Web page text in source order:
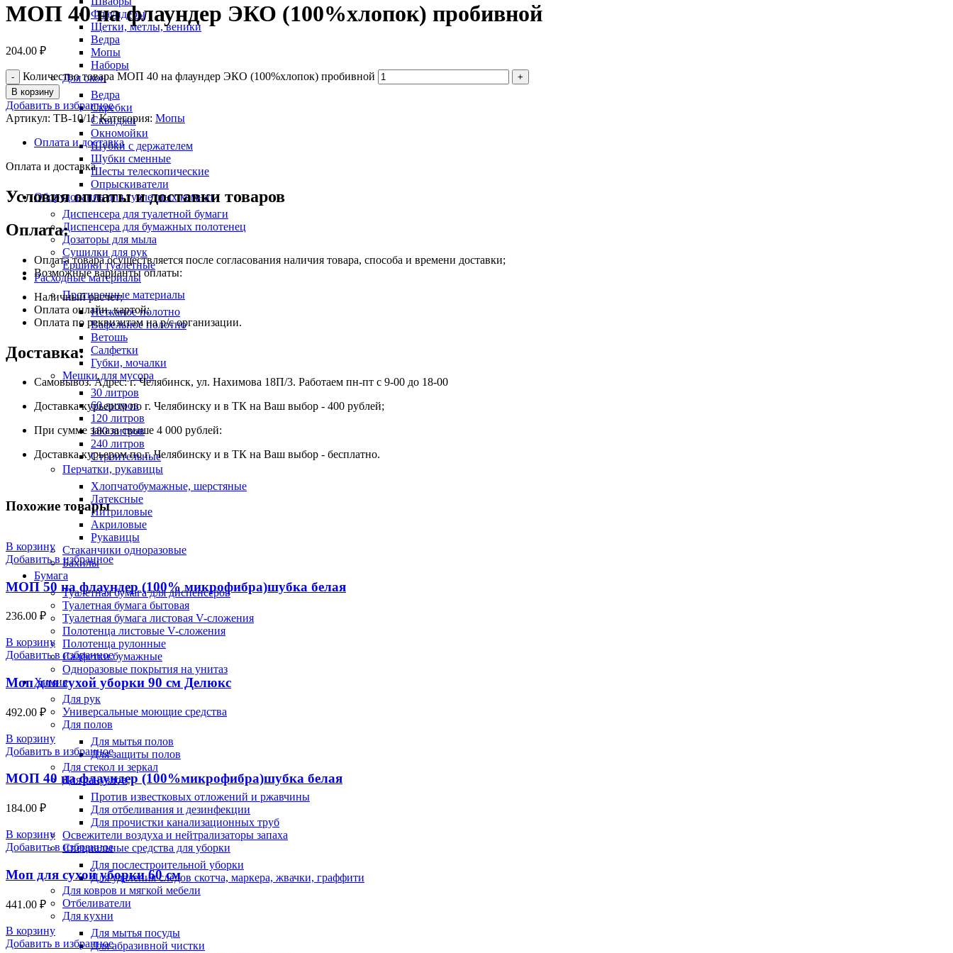
Флаундеры
Щетки, метлы, веники
Ведра
Мопы
Наборы
Для окон
Ведра
Скребки
Сквиджи
Окномойки
Шубки с держателем
Шубки сменные
Шесты телескопические
Опрыскиватели
Оборудование для туалетных комнат
Диспенсера для туалетной бумаги
Диспенсера для бумажных полотенец
Дозаторы для мыла
Сушилки для рук
Ершики туалетные
Расходные материалы
Протирочные материалы
Нетканое полотно
Вафельное полотно
Ветошь
Салфетки
Губки, мочалки
Мешки для мусора
30 литров
60 литров
120 литров
180 литров
240 литров
Строительные
Перчатки, рукавицы
Хлопчатобумажные, шерстяные
Латексные
Нитриловые
Акриловые
Рукавицы
Стаканчики одноразовые
Бахилы
Бумага
Туалетная бумага для диспенсеров
Туалетная бумага бытовая
Туалетная бумага листовая V-сложения
Полотенца листовые V-сложения
Полотенца рулонные
Салфетки бумажные
Одноразовые покрытия на унитаз
Химия
Для рук
Универсальные моющие средства
Для полов
Для мытья полов
Для защиты полов
Для стекол и зеркал
Для санузлов
Против известковых отложений и ржавчины
Для отбеливания и дезинфекции
Для прочистки канализационных труб
Освежители воздуха и нейтрализаторы запаха
Специальные средства для уборки
Для послестроительной уборки
Для удаления следов скотча, маркера, жвачки, граффити
Для ковров и мягкой мебели
Отбеливатели
Для кухни
Для мытья посуды
Для абразивной чистки
МОП 40 на флаундер ЭКО (100%хлопок) пробивной
204.00 ₽
Количество товара МОП 40 на флаундер ЭКО (100%хлопок) пробивной
В корзину
Добавить в избранное
Артикул: ТВ-10/11Категория: Мопы
Оплата и доставка
Оплата и доставка
Условия оплаты и доставки товаров
Оплата:
Оплата товара осуществляется после согласования наличия товара, способа и времени доставки;
Возможные варианты оплаты:
Наличный расчет;
Оплата онлайн, картой;
Оплата по реквизитам на р/с организации.
Доставка:
Самовывоз. Адрес: г. Челябинск, ул. Нахимова 18П/3. Работаем пн-пт с 9-00 до 18-00
Доставка курьером по г. Челябинску и в ТК на Ваш выбор - 400 рублей;
При сумме заказа свыше 4 000 рублей:
Доставка курьером по г. Челябинску и в ТК на Ваш выбор - бесплатно.
Похожие товары
В корзину
Добавить в избранное
МОП 50 на флаундер (100% микрофибра)шубка белая
236.00 ₽
В корзину
Добавить в избранное
Моп для сухой уборки 90 см Делюкс
492.00 ₽
В корзину
Добавить в избранное
МОП 40 на флаундер (100%микрофибра)шубка белая
184.00 ₽
В корзину
Добавить в избранное
Моп для сухой уборки 60 см
441.00 ₽
В корзину
Добавить в избранное